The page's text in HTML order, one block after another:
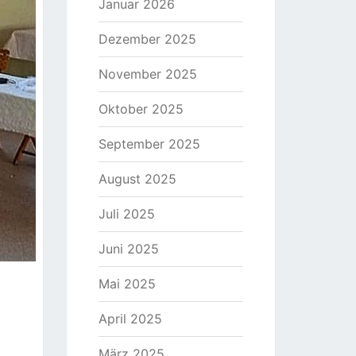
Januar 2026
Dezember 2025
November 2025
Oktober 2025
September 2025
August 2025
Juli 2025
Juni 2025
Mai 2025
April 2025